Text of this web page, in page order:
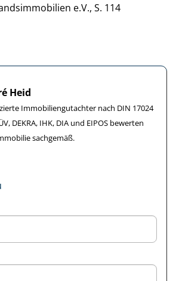
e.V., S. 114
Heid
Im­mo­bi­li­en­gut­ach­ter nach DIN 17024
DEKRA, IHK, DIA und EIPOS bewerten
sachgemäß.